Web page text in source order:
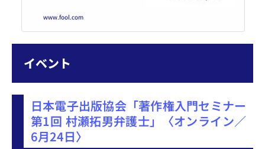
www.fool.com
イベント
日本電子出版協会「著作権入門セミナー
第1回 村瀬拓男弁護士」〈オンライン／
6月24日〉